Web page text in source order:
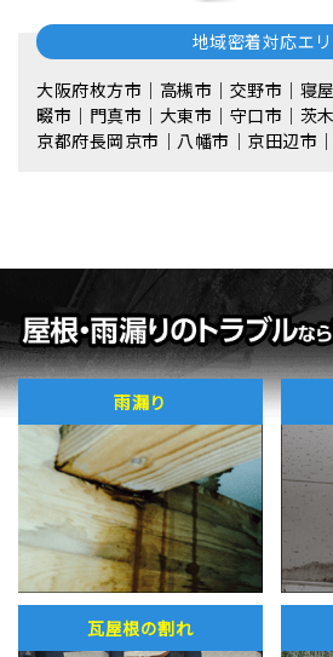
地域密着対応エ
大阪府枚方市｜高槻市｜交野市｜寝
畷市｜門真市｜大東市｜守口市｜茨
京都府長岡京市｜八幡市｜京田辺市
雨漏り
瓦屋根の割れ